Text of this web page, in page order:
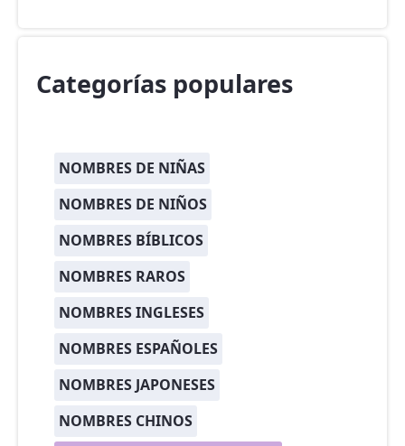
Categorías populares
NOMBRES DE NIÑAS
NOMBRES DE NIÑOS
NOMBRES BÍBLICOS
NOMBRES RAROS
NOMBRES INGLESES
NOMBRES ESPAÑOLES
NOMBRES JAPONESES
NOMBRES CHINOS